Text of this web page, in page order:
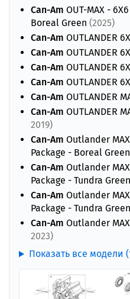
Can-Am OUT-MAX -
Boreal Green (2025)
Can-Am OUTLANDER
Can-Am OUTLANDER
Can-Am OUTLANDER
Can-Am OUTLANDER
Can-Am OUTLANDER
Can-Am OUTLANDER
2019)
Can-Am Outlander
Package - Boreal Green
Can-Am Outlander MAX
Package - Tundra Green
Can-Am Outlander MAX
Package - Tundra Green
Can-Am Outlander
2023)
Показать все модели